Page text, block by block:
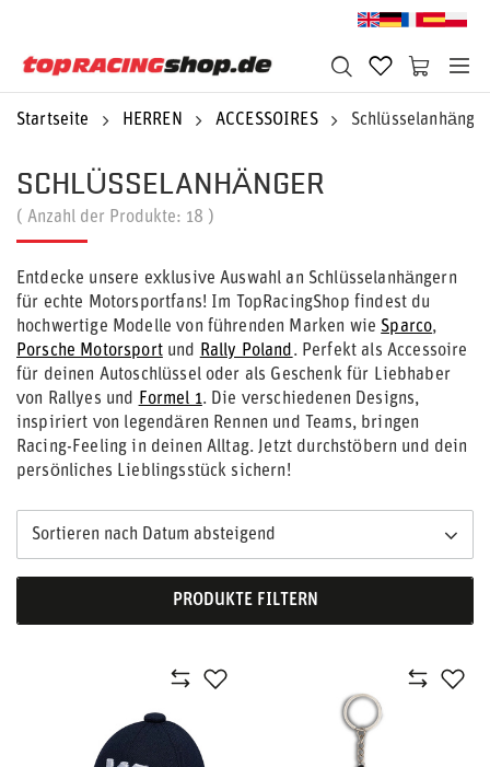
Startseite HERREN ACCESSOIRES Schlüsselanhänger
SCHLÜSSELANHÄNGER
( Anzahl der Produkte: 18 )
Entdecke unsere exklusive Auswahl an Schlüsselanhängern
für echte Motorsportfans! Im TopRacingShop findest du
hochwertige Modelle von führenden Marken wie Sparco,
Porsche Motorsportund Rally Poland. Perfekt als Accessoire
für deinen Autoschlüssel oder als Geschenk für Liebhaber
von Rallyes und Formel 1. Die verschiedenen Designs,
inspiriert von legendären Rennen und Teams, bringen
Racing-Feeling in deinen Alltag. Jetzt durchstöbern und dein
persönliches Lieblingsstück sichern!
Sortieren nach Datum absteigend
PRODUKTE FILTERN